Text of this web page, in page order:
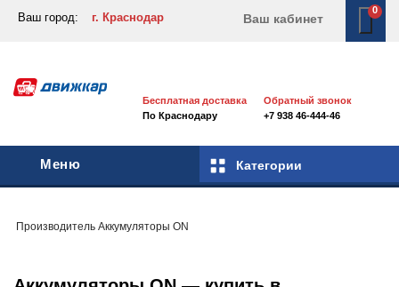
Ваш город: г. Краснодар Ваш кабинет
0
Бесплатная доставка
По Краснодару
Обратный звонок
+7 938 46-444-46
Меню Категории
Производитель Аккумуляторы ON